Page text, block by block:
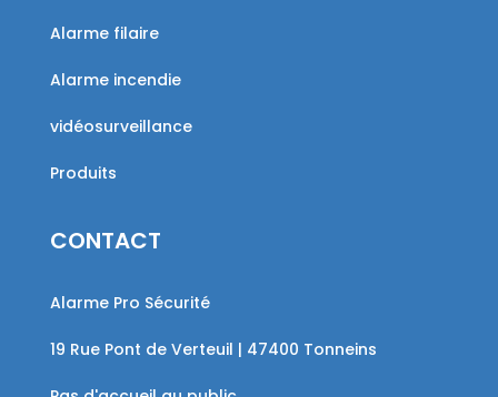
Alarme filaire
Alarme incendie
vidéosurveillance
Produits
CONTACT
Alarme Pro Sécurité
19 Rue Pont de Verteuil | 47400 Tonneins